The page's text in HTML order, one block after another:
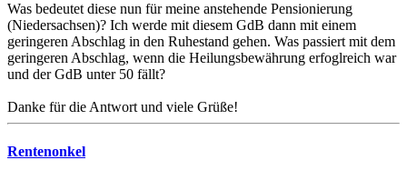
Was bedeutet diese nun für meine anstehende Pensionierung
(Niedersachsen)? Ich werde mit diesem GdB dann mit einem
geringeren Abschlag in den Ruhestand gehen. Was passiert mit dem
geringeren Abschlag, wenn die Heilungsbewährung erfoglreich war
und der GdB unter 50 fällt?
Danke für die Antwort und viele Grüße!
Rentenonkel